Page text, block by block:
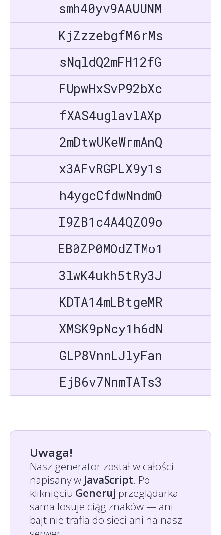
smh40yv9AAUUNM
KjZzzebgfM6rMs
sNqldQ2mFH12fG
FUpwHxSvP92bXc
fXAS4uglavlAXp
2mDtwUKeWrmAnQ
x3AFvRGPLX9y1s
h4ygcCfdwNndmO
I9ZB1c4A4QZO9o
EB0ZP0MOdZTMo1
3lwK4ukh5tRy3J
KDTA14mLBtgeMR
XMSK9pNcy1h6dN
GLP8VnnLJlyFan
EjB6v7NnmTATs3
Uwaga!
Nasz generator został w całości
napisany w JavaScript. Po
kliknięciu Generuj przeglądarka
sama losuje ciąg znaków — ani
bajt nie trafia do sieci ani na nasz